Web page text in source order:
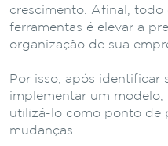
crescimento. Afinal, todo
ferramentas é elevar a
organização de sua
Por isso, após identificar
implementar um modelo,
utilizá-lo como ponto de
mudanças.